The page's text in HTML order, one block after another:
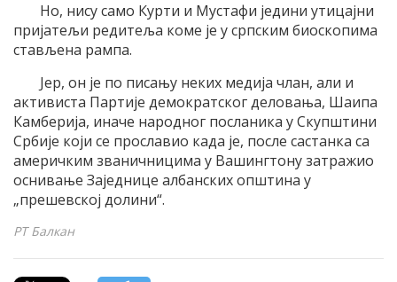
Но, нису само Курти и Мустафи једини утицајни
пријатељи редитеља коме је у српским биоскопима
стављена рампа.
Јер, он је по писању неких медија члан, али и
активиста Партије демократског деловања, Шаипа
Камберија, иначе народног посланика у Скупштини
Србије који се прославио када је, после састанка са
америчким званичницима у Вашингтону затражио
оснивање Заједнице албанских општина у
„прешевској долини“.
РТ Балкан